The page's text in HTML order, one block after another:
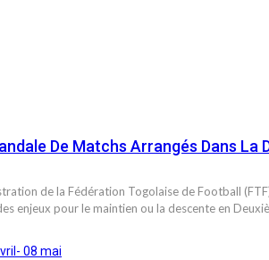
De Matchs Arrangés Dans La
de la Fédération Togolaise de Football
enjeux pour le maintien ou la descente en